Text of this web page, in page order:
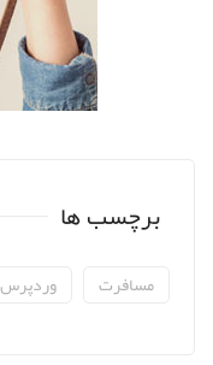
برچسب ها
مسافرت وردپرس